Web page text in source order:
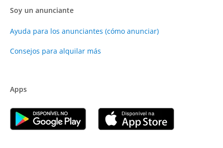
Soy un anunciante
Ayuda para los anunciantes (cómo anunciar)
Consejos para alquilar más
Apps